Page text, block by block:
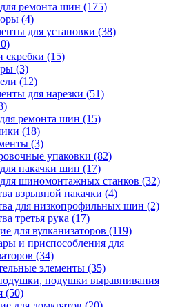
ремонта шин (175)
(4)
для установки (38)
скребки (15)
(3)
(12)
для нарезки (51)
ремонта шин (15)
(18)
(3)
упаковки (82)
накачки шин (17)
шиномонтажных станков (32)
взрывной накачки (4)
для низкопрофильных шин (2)
третья рука (17)
для вулканизаторов (119)
и приспособления для
(34)
элементы (35)
подушки выравнивания
(50)